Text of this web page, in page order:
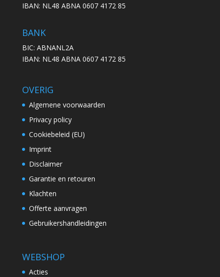
IBAN: NL48 ABNA 0607 4172 85
BANK
BIC: ABNANL2A
IBAN: NL48 ABNA 0607 4172 85
OVERIG
Algemene voorwaarden
Privacy policy
Cookiebeleid (EU)
Imprint
Disclaimer
Garantie en retouren
Klachten
Offerte aanvragen
Gebruikershandleidingen
WEBSHOP
Acties